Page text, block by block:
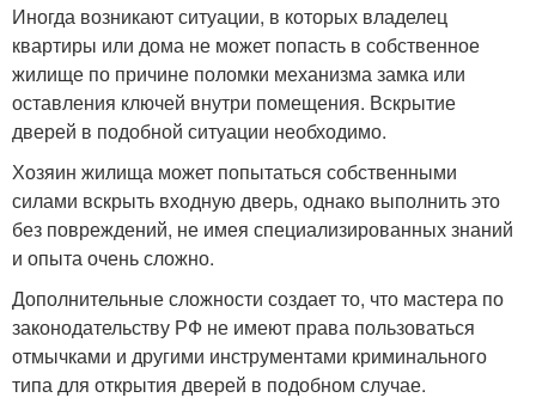
Иногда возникают ситуации, в которых владелец
квартиры или дома не может попасть в собственное
жилище по причине поломки механизма замка или
оставления ключей внутри помещения. Вскрытие
дверей в подобной ситуации необходимо.
Хозяин жилища может попытаться собственными
силами вскрыть входную дверь, однако выполнить это
без повреждений, не имея специализированных знаний
и опыта очень сложно.
Дополнительные сложности создает то, что мастера по
законодательству РФ не имеют права пользоваться
отмычками и другими инструментами криминального
типа для открытия дверей в подобном случае.